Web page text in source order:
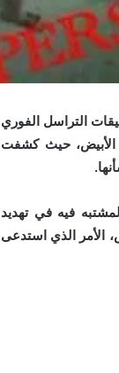
جرى تداوله، يوم الأحد 5 يوليوز، عبر تطبيقات التراسل الفوري
الأبيض، حيث كشفت
فيه في تهديد
الأمر الذي استدعى